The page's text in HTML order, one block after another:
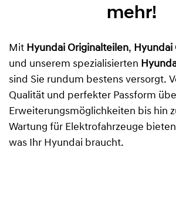
mehr!
Mit Hyundai Originalteilen, Hyundai
und unserem spezialisierten
sind Sie rundum bestens versorgt.
Qualität und perfekter Passform
Erweiterungsmöglichkeiten bis hin
Wartung für Elektrofahrzeuge
was Ihr Hyundai braucht.